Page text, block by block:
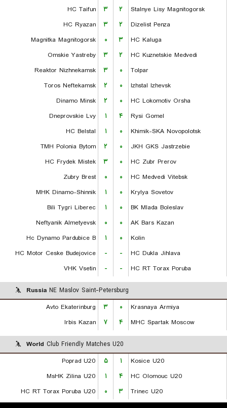
HC Taifun
۳ ۲
Stalnye Lisy Magnitogorsk
HC Ryazan
۳ ۲
Dizelist Penza
Magnitka Magnitogorsk
۰ ۳
HC Kaluga
Omskie Yastreby
۳ ۲
HC Kuznetskie Medvedi
Reaktor Nizhnekamsk
۳ ۰
Tolpar
Toros Neftekamsk
۲ ۰
Izhstal Izhevsk
Dinamo Minsk
۲ ۰
HC Lokomotiv Orsha
Dneprovskie Lvy
۱ ۴
Rysi Gomel
HC Belstal
۱ ۰
Khimik-SKA Novopolotsk
TMH Polonia Bytom
۲ ۰
JKH GKS Jastrzebie
HC Frydek Mistek
۳ ۰
HC Zubr Prerov
Zubry Brest
۰ ۰
HC Medvedi Vitebsk
MHK Dinamo-Shinnik
۱ ۰
Krylya Sovetov
Bili Tygri Liberec
۱ ۰
BK Mlada Boleslav
Neftyanik Almetyevsk
۰ ۰
AK Bars Kazan
Hc Dynamo Pardubice B
۱ ۰
Kolin
HC Motor Ceske Budejovice
- -
HC Dukla Jihlava
VHK Vsetin
- - HC RT Torax Poruba
Russia NE Maslov Saint-Petersburg
Avto Ekaterinburg
۳ ۰
Krasnaya Armiya
Irbis Kazan
۷ ۴ MHC Spartak Moscow
World Club Friendly Matches U20
Poprad U20
۵ ۱
Kosice U20
MsHK Zilina U20
۱ ۴
HC Olomouc U20
HC RT Torax Poruba U20
۰ ۳ Trinec U20